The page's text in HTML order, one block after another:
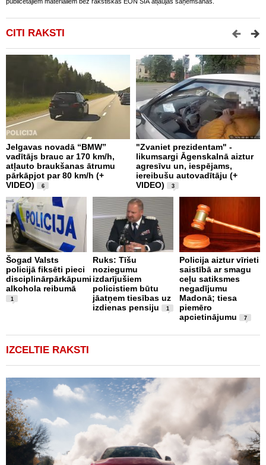
CITI RAKSTI
Jelgavas novadā “BMW”
vadītājs brauc ar 170 km/h,
atļauto braukšanas ātrumu
pārkāpjot par 80 km/h (+
VIDEO)
6
"Zvaniet prezidentam" -
likumsargi Āgenskalnā aiztur
agresīvu un, iespējams,
iereibušu autovadītāju (+
VIDEO)
3
Šogad Valsts
policijā fiksēti pieci
disciplinārpārkāpumi
alkohola reibumā
1
Ruks: Tīšu
noziegumu
izdarījušiem
policistiem būtu
jāatņem tiesības uz
izdienas pensiju
1
Policija aiztur vīrieti
saistībā ar smagu
ceļu satiksmes
negadījumu
Madonā; tiesa
piemēro
apcietinājumu
7
IZCELTIE RAKSTI